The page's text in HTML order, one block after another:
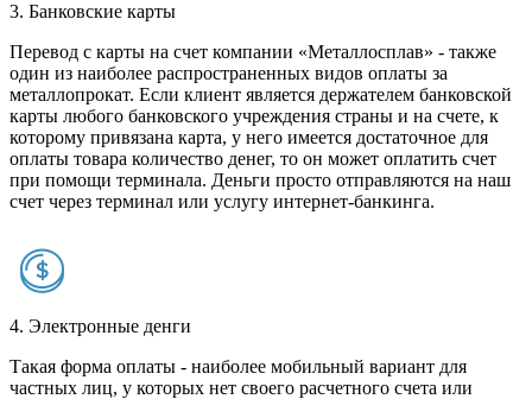
3. Банковские карты
Перевод с карты на счет компании «Металлосплав» - также
один из наиболее распространенных видов оплаты за
металлопрокат. Если клиент является держателем банковской
карты любого банковского учреждения страны и на счете, к
которому привязана карта, у него имеется достаточное для
оплаты товара количество денег, то он может оплатить счет
при помощи терминала. Деньги просто отправляются на наш
счет через терминал или услугу интернет-банкинга.
4. Электронные денги
Такая форма оплаты - наиболее мобильный вариант для
частных лиц, у которых нет своего расчетного счета или